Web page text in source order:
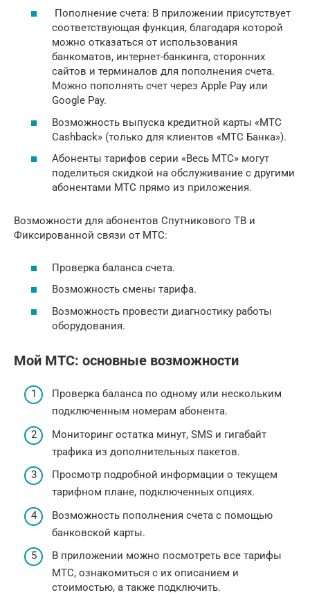
Пополнение счета: В приложении присутствует
соответствующая функция, благодаря которой
можно отказаться от использования
банкоматов, интернет-банкинга, сторонних
сайтов и терминалов для пополнения счета.
Можно пополнять счет через Apple Pay или
Google Pay.
Возможность выпуска кредитной карты «МТС
Cashback» (только для клиентов «МТС Банка»).
Абоненты тарифов серии «Весь МТС» могут
поделиться скидкой на обслуживание с другими
абонентами МТС прямо из приложения.
Возможности для абонентов Спутникового ТВ и
Фиксированной связи от МТС:
Проверка баланса счета.
Возможность смены тарифа.
Возможность провести диагностику работы
оборудования.
Мой МТС: основные возможности
Проверка баланса по одному или нескольким
подключенным номерам абонента.
Мониторинг остатка минут, SMS и гигабайт
трафика из дополнительных пакетов.
Просмотр подробной информации о текущем
тарифном плане, подключенных опциях.
Возможность пополнения счета с помощью
банковской карты.
В приложении можно посмотреть все тарифы
МТС, ознакомиться с их описанием и
стоимостью, а также подключить.